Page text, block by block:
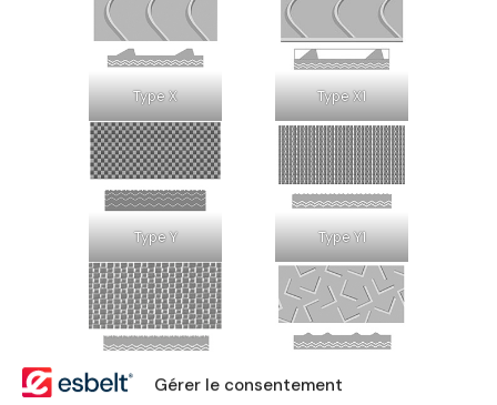
Gérer le consentement
Type X Type X1
Type Y Type Y1
Type Y3 Type Z